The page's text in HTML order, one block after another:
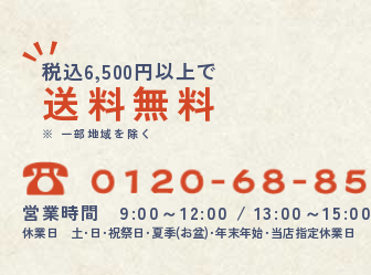
税込6,500円以上で
送料無料
※ 一部地域を除く
営業時間 9:00～12:00 / 13:00～15:00
休業日 土･日･祝祭日･夏季(お盆)･年末年始･当店指定休業日